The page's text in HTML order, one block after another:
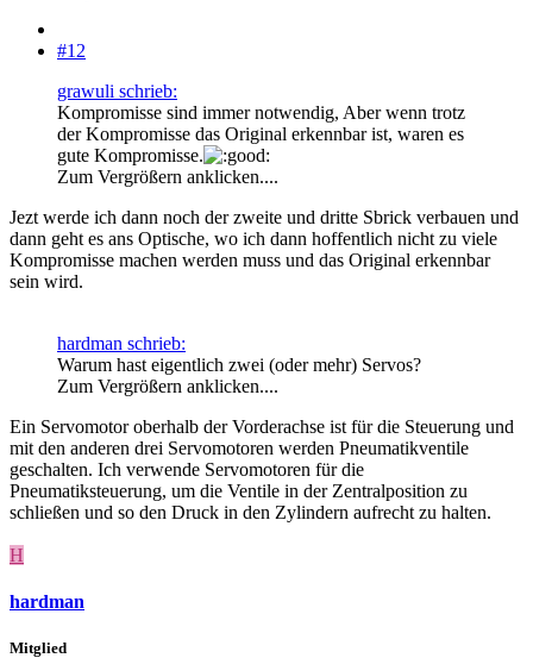
#12
grawuli schrieb:
Kompromisse sind immer notwendig, Aber wenn trotz
der Kompromisse das Original erkennbar ist, waren es
gute Kompromisse.
Zum Vergrößern anklicken....
Jezt werde ich dann noch der zweite und dritte Sbrick verbauen und
dann geht es ans Optische, wo ich dann hoffentlich nicht zu viele
Kompromisse machen werden muss und das Original erkennbar
sein wird.
hardman schrieb:
Warum hast eigentlich zwei (oder mehr) Servos?
Zum Vergrößern anklicken....
Ein Servomotor oberhalb der Vorderachse ist für die Steuerung und
mit den anderen drei Servomotoren werden Pneumatikventile
geschalten. Ich verwende Servomotoren für die
Pneumatiksteuerung, um die Ventile in der Zentralposition zu
schließen und so den Druck in den Zylindern aufrecht zu halten.
H
hardman
Mitglied